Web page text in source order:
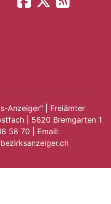
Anzeiger" | Freiämter
| 5620 Bremgarten 1
58 70 | Email: